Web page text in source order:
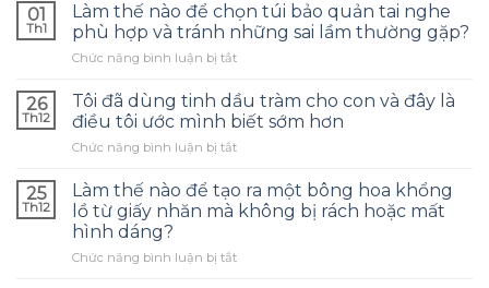
01
Th1
Làm thế nào để chọn túi bảo quản tai nghe
phù hợp và tránh những sai lầm thường gặp?
Chức năng bình luận bị tắtở
thế
nào
để
chọn
bảo
quản
phù
26
Th12
Tôi đã dùng tinh dầu tràm cho con và đây là
điều tôi ước mình biết sớm hơn
Chức năng bình luận bị tắtở
đã
dùng
tinh
tràm
25
Th12
Làm thế nào để tạo ra một bông hoa khổng
lồ từ giấy nhăn mà không bị rách hoặc mất
hình dáng?
Chức năng bình luận bị tắtở